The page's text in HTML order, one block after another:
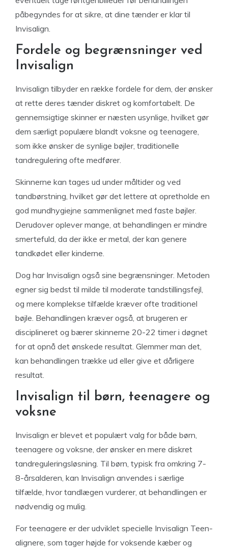
påbegyndes for at sikre, at dine tænder er klar til
Invisalign.
Fordele og begrænsninger ved
Invisalign
Invisalign tilbyder en række fordele for dem, der ønsker
at rette deres tænder diskret og komfortabelt. De
gennemsigtige skinner er næsten usynlige, hvilket gør
dem særligt populære blandt voksne og teenagere,
som ikke ønsker de synlige bøjler, traditionelle
tandregulering ofte medfører.
Skinnerne kan tages ud under måltider og ved
tandbørstning, hvilket gør det lettere at opretholde en
god mundhygiejne sammenlignet med faste bøjler.
Derudover oplever mange, at behandlingen er mindre
smertefuld, da der ikke er metal, der kan genere
tandkødet eller kinderne.
Dog har Invisalign også sine begrænsninger. Metoden
egner sig bedst til milde til moderate tandstillingsfejl,
og mere komplekse tilfælde kræver ofte traditionel
bøjle. Behandlingen kræver også, at brugeren er
disciplineret og bærer skinnerne 20-22 timer i døgnet
for at opnå det ønskede resultat. Glemmer man det,
kan behandlingen trække ud eller give et dårligere
resultat.
Invisalign til børn, teenagere og
voksne
Invisalign er blevet et populært valg for både børn,
teenagere og voksne, der ønsker en mere diskret
tandreguleringsløsning. Til børn, typisk fra omkring 7-
8-årsalderen, kan Invisalign anvendes i særlige
tilfælde, hvor tandlægen vurderer, at behandlingen er
nødvendig og mulig.
For teenagere er der udviklet specielle Invisalign Teen-
alignere, som tager højde for voksende kæber og